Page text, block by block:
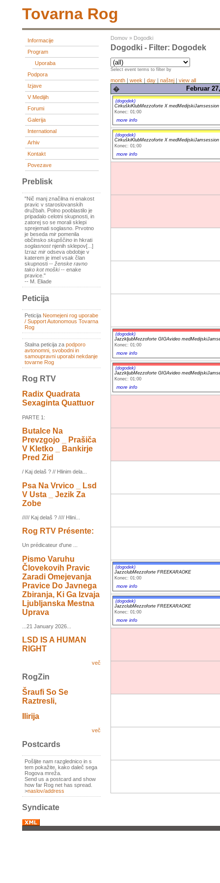
Tovarna Rog
Informacije
Program
Uporaba
Podpora
Izjave
V Medijih
Forumi
Galerija
International
Arhiv
Kontakt
Povezave
Preblisk
"Nič manj značilna ni enakost
pravic v staroslovanskih
družbah. Polno pooblastilo je
pripadalo celotni skupnosti, in
zatorej so se morali sklepi
sprejemati soglasno. Prvotno
je beseda mir pomenila
občinsko skupščino in hkrati
soglasnostnjenih sklepov[...]
Izraz mir odseva obdobje v
katerem je imel vsak član
skupnosti -- ženske ravno
tako kot moški-- enake
pravice."
-- M. Eliade
Peticija
Peticija Neomejeni rog uporabe
/ Support Autonomous Tovarna
Rog
Stalna peticija za podporo
avtonomni, svobodni in
samoupravni uporabi nekdanje
tovarne Rog
Rog RTV
Radix Quadrata
Sexaginta Quattuor
PARTE 1:
Butalce Na
Prevzgojo _ Prašiča
V Kletko _ Bankirje
Pred Zid
/ Kaj delaš ? // Hlinim dela...
Psa Na Vrvico _ Lsd
V Usta _ Jezik Za
Zobe
///// Kaj delaš ? //// Hlini...
Rog RTV Présente:
Un prédicateur d'une ...
Pismo Varuhu
Človekovih Pravic
Zaradi Omejevanja
Pravice Do Javnega
Zbiranja, Ki Ga Izvaja
Ljubljanska Mestna
Uprava
...21 January 2026...
LSD IS A HUMAN
RIGHT
več
RogZin
Šraufi So Se
Raztresli,
Ilirija
več
Postcards
Pošljite nam razglednico in s
tem pokažite, kako daleč sega
Rogova mreža.
Send us a postcard and show
how far Rog net has spread.
>naslov/address
Syndicate
Domov » Dogodki
Dogodki - Filter: Dogodek
Select event terms to filter by
month | week | day | naštej | view all
� Februar
(dogodek)
CirkuškiKlubMezzoforte X
Konec: 01:00
more info
(dogodek)
CirkuškiKlubMezzoforte X
Konec: 01:00
more info
(dogodek)
JazzkljubMezzoforte GIGAvideo
Konec: 01:00
more info
(dogodek)
JazzkljubMezzoforte GIGAvideo
Konec: 01:00
more info
(dogodek)
JazzclubMezzoforte FREEKARAOKE
Konec: 01:00
more info
(dogodek)
JazzclubMezzoforte FREEKARAOKE
Konec: 01:00
more info